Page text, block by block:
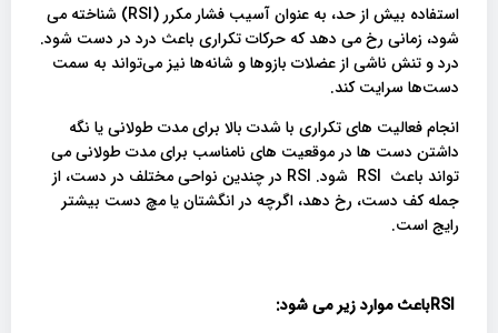
استفاده بیش از حد، به عنوان آسیب فشار مکرر (RSI) شناخته می
شود، زمانی رخ می دهد که حرکات تکراری باعث درد در دست شود.
درد و تنش ناشی از عضلات بازوها و شانه‌ها نیز می‌تواند به سمت
دست‌ها سرایت کند.
انجام فعالیت های تکراری با شدت بالا برای مدت طولانی یا نگه
داشتن دست ها در موقعیت های نامناسب برای مدت طولانی می
تواند باعث RSI شود. RSI در چندین نواحی مختلف در دست، از
جمله کف دست، رخ دهد، اگرچه در انگشتان یا مچ دست بیشتر
رایج است.
RSIباعث موارد زیر می شود: